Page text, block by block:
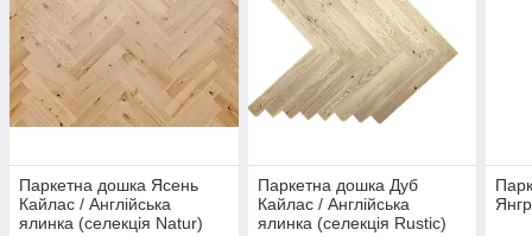
Паркетна дошка Ясень
Кайлас / Англійська
ялинка (селекція Natur)
Паркетна дошка Дуб
Кайлас / Англійська
ялинка (селекція Rustic)